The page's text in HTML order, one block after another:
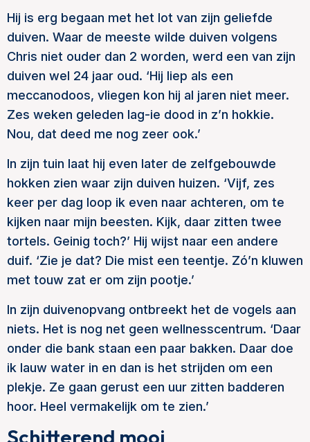
Hij is erg begaan met het lot van zijn geliefde
duiven. Waar de meeste wilde duiven volgens
Chris niet ouder dan 2 worden, werd een van zijn
duiven wel 24 jaar oud. ‘Hij liep als een
meccanodoos, vliegen kon hij al jaren niet meer.
Zes weken geleden lag-ie dood in z’n hokkie.
Nou, dat deed me nog zeer ook.’
In zijn tuin laat hij even later de zelfgebouwde
hokken zien waar zijn duiven huizen. ‘Vijf, zes
keer per dag loop ik even naar achteren, om te
kijken naar mijn beesten. Kijk, daar zitten twee
tortels. Geinig toch?’ Hij wijst naar een andere
duif. ‘Zie je dat? Die mist een teentje. Zó’n kluwen
met touw zat er om zijn pootje.’
In zijn duivenopvang ontbreekt het de vogels aan
niets. Het is nog net geen wellnesscentrum. ‘Daar
onder die bank staan een paar bakken. Daar doe
ik lauw water in en dan is het strijden om een
plekje. Ze gaan gerust een uur zitten badderen
hoor. Heel vermakelijk om te zien.’
Schitterend mooi